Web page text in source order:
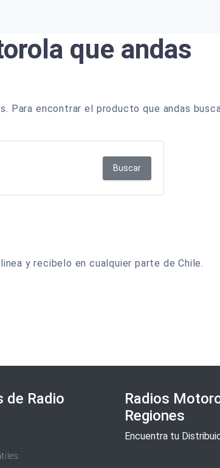
que andas
Para encontrar el producto que andas
Buscar
y recibelo en cualquier parte de Chile.
de Radio
Radios
Regiones
Encuentra tu